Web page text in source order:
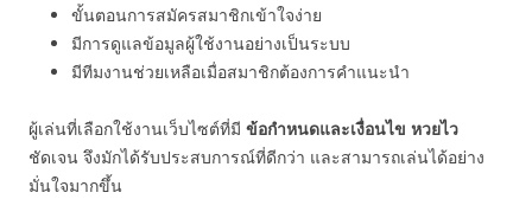
ขั้นตอนการสมัครสมาชิกเข้าใจง่าย
มีการดูแลข้อมูลผู้ใช้งานอย่างเป็นระบบ
มีทีมงานช่วยเหลือเมื่อสมาชิกต้องการคำแนะนำ
ผู้เล่นที่เลือกใช้งานเว็บไซต์ที่มี ข้อกำหนดและเงื่อนไข หวยไว
ชัดเจน จึงมักได้รับประสบการณ์ที่ดีกว่า และสามารถเล่นได้อย่าง
มั่นใจมากขึ้น